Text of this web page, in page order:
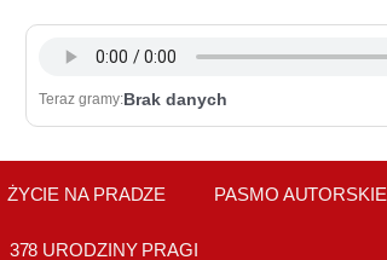
Teraz gramy:Brak danych
ŻYCIE NA PRADZE PASMO AUTORSKIE
378 URODZINY PRAGI